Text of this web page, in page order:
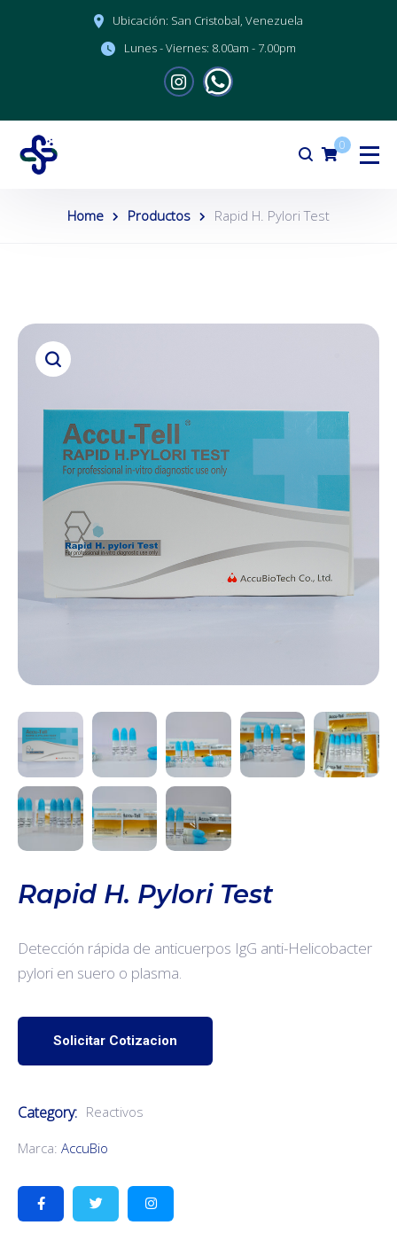
Ubicación: San Cristobal, Venezuela
Lunes - Viernes: 8.00am - 7.00pm
0
Home Productos Rapid H. Pylori Test
Rapid H. Pylori Test
Detección rápida de anticuerpos IgG anti-Helicobacter
pylori en suero o plasma.
Solicitar Cotizacion
Category: Reactivos
Marca: AccuBio